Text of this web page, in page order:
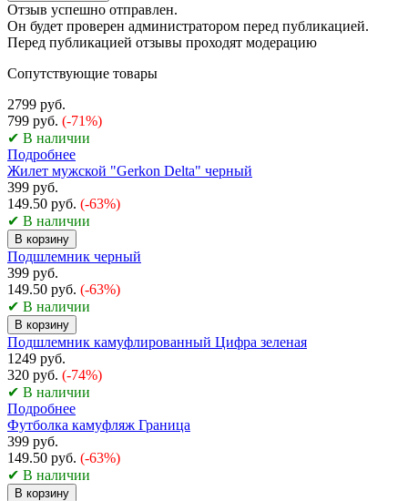
Отзыв успешно отправлен.
Он будет проверен администратором перед публикацией.
Перед публикацией отзывы проходят модерацию
Сопутствующие товары
2799 руб.
799 руб. (-71%)
✔ В наличии
Подробнее
Жилет мужской "Gerkon Delta" черный
399 руб.
149.50 руб. (-63%)
✔ В наличии
В корзину
Подшлемник черный
399 руб.
149.50 руб. (-63%)
✔ В наличии
В корзину
Подшлемник камуфлированный Цифра зеленая
1249 руб.
320 руб. (-74%)
✔ В наличии
Подробнее
Футболка камуфляж Граница
399 руб.
149.50 руб. (-63%)
✔ В наличии
В корзину